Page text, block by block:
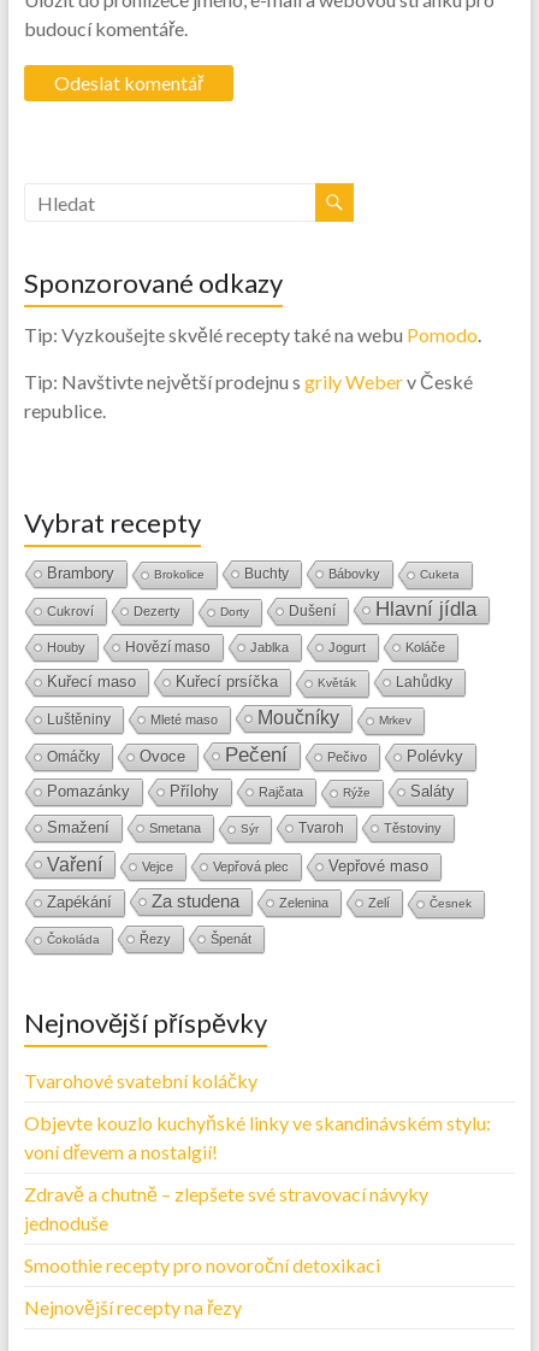
budoucí komentáře.
Sponzorované odkazy
Tip: Vyzkoušejte skvělé recepty také na webu Pomodo.
Tip: Navštivte největší prodejnu s grily Weberv České
republice.
Vybrat recepty
Brambory Brokolice Buchty Bábovky Cuketa
Cukroví Dezerty Dorty Dušení Hlavní jídla
Houby Hovězí maso Jablka Jogurt Koláče
Kuřecí maso Kuřecí prsíčka Květák Lahůdky
Luštěniny Mleté maso Moučníky Mrkev
Omáčky Ovoce Pečení Pečivo Polévky
Pomazánky Přílohy Rajčata Rýže
Saláty
Smažení
Smetana Sýr Tvaroh Těstoviny
Vaření Vejce Vepřová plec
Vepřové maso
Zapékání
Za studena Zelenina Zelí Česnek
Čokoláda Řezy Špenát
Nejnovější příspěvky
Tvarohové svatební koláčky
Objevte kouzlo kuchyňské linky ve skandinávském stylu:
voní dřevem a nostalgií!
Zdravě a chutně – zlepšete své stravovací návyky
jednoduše
Smoothie recepty pro novoroční detoxikaci
Nejnovější recepty na řezy